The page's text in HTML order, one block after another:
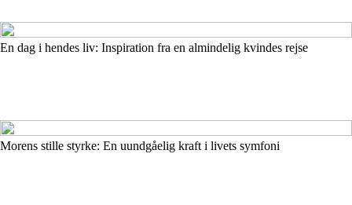
En dag i hendes liv: Inspiration fra en almindelig kvindes rejse
Morens stille styrke: En uundgåelig kraft i livets symfoni